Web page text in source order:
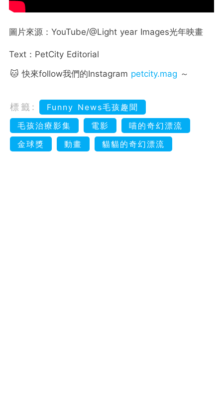
圖片來源：YouTube/@Light year Images光年映畫
Text：PetCity Editorial
🐱 快來follow我們的Instagram petcity.mag ～
標籤:
Funny News毛孩趣聞
毛孩治療影集
電影
喵的奇幻漂流
金球獎
動畫 貓貓的奇幻漂流